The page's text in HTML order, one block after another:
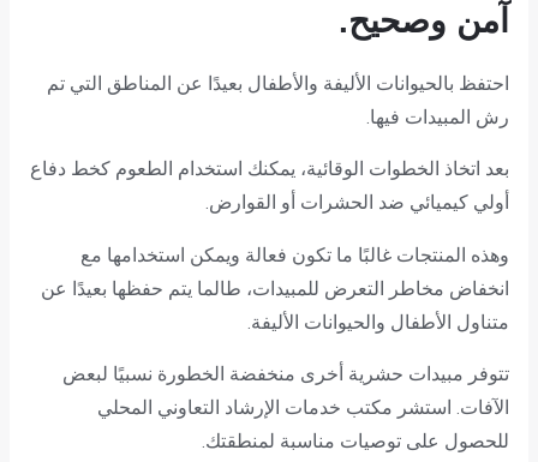
آمن وصحيح.
احتفظ بالحيوانات الأليفة والأطفال بعيدًا عن المناطق التي تم
رش المبيدات فيها.
بعد اتخاذ الخطوات الوقائية، يمكنك استخدام الطعوم كخط دفاع
أولي كيميائي ضد الحشرات أو القوارض.
وهذه المنتجات غالبًا ما تكون فعالة ويمكن استخدامها مع
انخفاض مخاطر التعرض للمبيدات، طالما يتم حفظها بعيدًا عن
متناول الأطفال والحيوانات الأليفة.
تتوفر مبيدات حشرية أخرى منخفضة الخطورة نسبيًا لبعض
الآفات. استشر مكتب خدمات الإرشاد التعاوني المحلي
للحصول على توصيات مناسبة لمنطقتك.